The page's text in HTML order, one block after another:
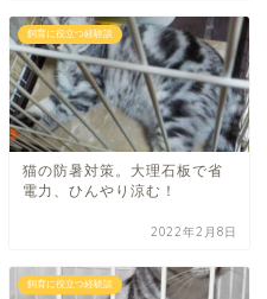
飼育に役立つ経験談
猫の防暑対策。大理石板で省
電力、ひんやり涼む！
2022年2月8日
飼育に役立つ経験談